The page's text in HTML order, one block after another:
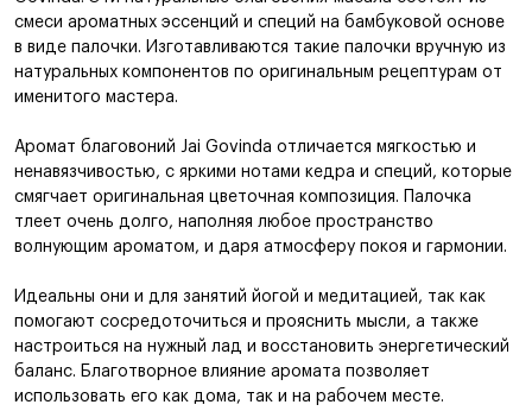
смеси ароматных эссенций и специй на бамбуковой основе
в виде палочки. Изготавливаются такие палочки вручную из
натуральных компонентов по оригинальным рецептурам от
именитого мастера.
Аромат благовоний Jai Govinda отличается мягкостью и
ненавязчивостью, с яркими нотами кедра и специй, которые
смягчает оригинальная цветочная композиция. Палочка
тлеет очень долго, наполняя любое пространство
волнующим ароматом, и даря атмосферу покоя и гармонии.
Идеальны они и для занятий йогой и медитацией, так как
помогают сосредоточиться и прояснить мысли, а также
настроиться на нужный лад и восстановить энергетический
баланс. Благотворное влияние аромата позволяет
использовать его как дома, так и на рабочем месте.